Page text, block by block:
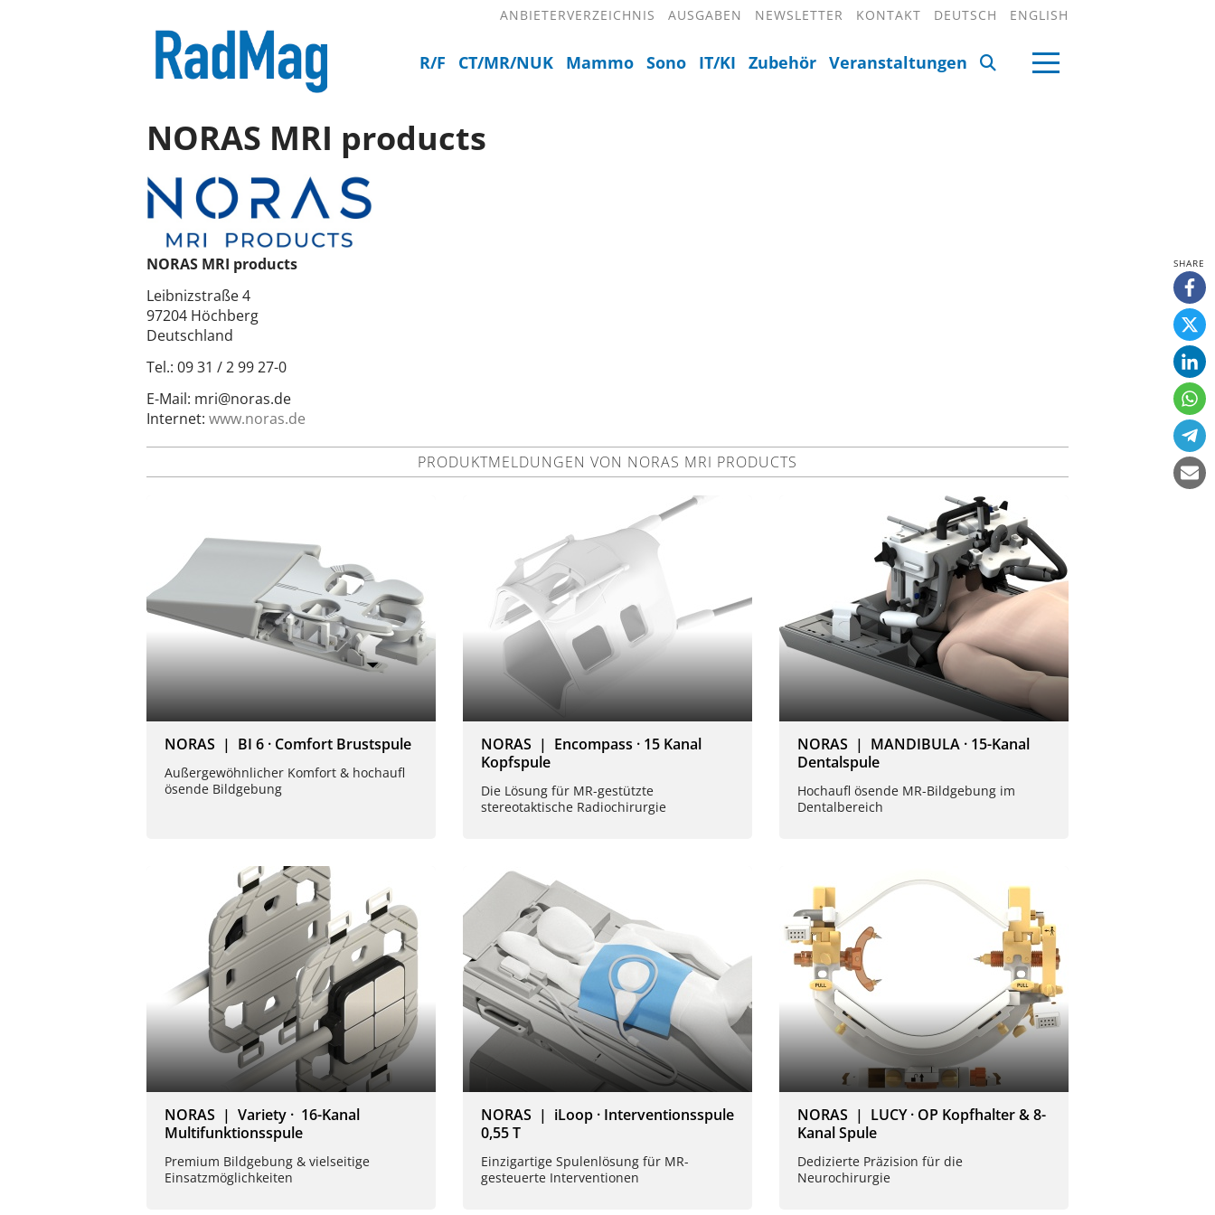
ANBIETERVERZEICHNIS AUSGABEN NEWSLETTER KONTAKT DEUTSCH ENGLISH
R/F CT/MR/NUK Mammo Sono IT/KI Zubehör Veranstaltungen
NORAS MRI products
NORAS MRI products
Leibnizstraße 4
97204 Höchberg
Deutschland
Tel.: 09 31 / 2 99 27-0
E-Mail: mri@noras.de
Internet: www.noras.de
PRODUKTMELDUNGEN VON NORAS MRI PRODUCTS
NORAS | BI 6 · Comfort Brustspule
Außergewöhnlicher Komfort & hochaufl
ösende Bildgebung
NORAS | Encompass · 15 Kanal
Kopfspule
Die Lösung für MR-gestützte
stereotaktische Radiochirurgie
NORAS | MANDIBULA · 15-Kanal
Dentalspule
Hochaufl ösende MR-Bildgebung im
Dentalbereich
NORAS | Variety · 16-Kanal
Multifunktionsspule
Premium Bildgebung & vielseitige
Einsatzmöglichkeiten
NORAS | iLoop · Interventionsspule
0,55 T
Einzigartige Spulenlösung für MR-
gesteuerte Interventionen
NORAS | LUCY · OP Kopfhalter & 8-
Kanal Spule
Dedizierte Präzision für die
Neurochirurgie